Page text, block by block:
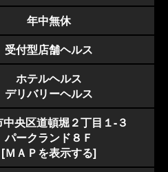
年中無休
受付型店舗ヘルス
ホテルヘルス
デリバリーヘルス
中央区道頓堀２丁目１-３
パークランド８Ｆ
[ＭＡＰを表示する]